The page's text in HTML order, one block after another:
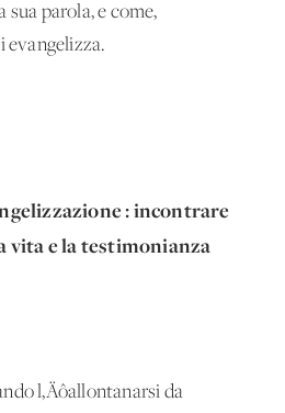
parola, e come,
evangelizza.
: incontrare
vita e la testimonianza
l‚Äôallontanarsi da